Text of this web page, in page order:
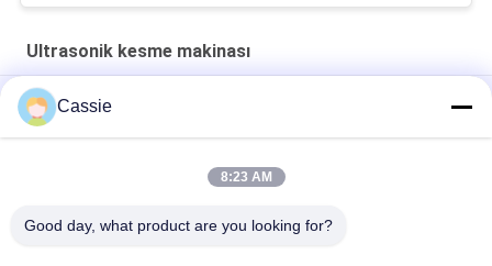
Ultrasonik kesme makinası
30Khz ultrasonik bileşik malzeme yerine bıçak kesme bıçağı
40Khz Ultrasonik lastik kesme için 82.5mm kesicisi
Ultrasonik Yüksek Frekanslı titreşim 20Khz Kauçuk Düşük
Cassie
8:23 AM
Good day, what product are you looking for?